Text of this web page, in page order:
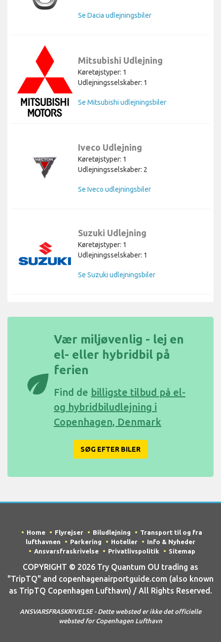
Se Dacia udlejningsbiler
Mitsubishi Udlejning
Køretøjstyper: 1
Udlejningsselskaber: 1
Se Mitsubishi udlejningsbiler
Iveco Udlejning
Køretøjstyper: 1
Udlejningsselskaber: 2
Se Iveco udlejningsbiler
Suzuki Udlejning
Køretøjstyper: 1
Udlejningsselskaber: 1
Se Suzuki udlejningsbiler
eco
Vær miljøvenlig - lej en
el- eller hybridbil på
ferien
Find de billigste tilbud på el-
og hybridbiludlejning i
Copenhagen, Denmark
SØG EFTER BILER
Home Flyrejser Biludlejning
Transport til og fra
lufthavnen
Parkering Hoteller
Info & Nyheder
Ansvarsfraskrivelse
Privatlivspolitik Sitemap
COPYRIGHT © 2026 Try Quantum OU trading as
"TripTQ" and copenhagenairportguide.com (also known
as TripTQ Copenhagen Lufthavn) / All Rights Reserved.
ANSVARSFRASKRIVELSE - Dette websted er ikke det officielle
websted for Copenhagen Lufthavn